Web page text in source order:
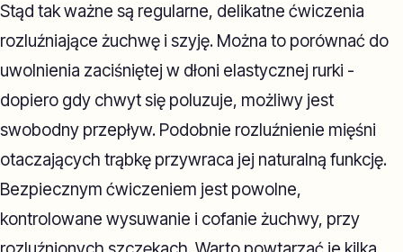
Stąd tak ważne są regularne, delikatne ćwiczenia
rozluźniające żuchwę i szyję. Można to porównać do
uwolnienia zaciśniętej w dłoni elastycznej rurki -
dopiero gdy chwyt się poluzuje, możliwy jest
swobodny przepływ. Podobnie rozluźnienie mięśni
otaczających trąbkę przywraca jej naturalną funkcję.
Bezpiecznym ćwiczeniem jest powolne,
kontrolowane wysuwanie i cofanie żuchwy, przy